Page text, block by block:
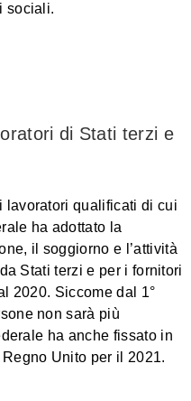
sociali.
di Stati terzi e
lavoratori qualificati di cui
ha adottato la
il soggiorno e l’attività
Stati terzi e per i fornitori
2020. Siccome dal 1°
non sarà più
ha anche fissato in
Unito per il 2021.